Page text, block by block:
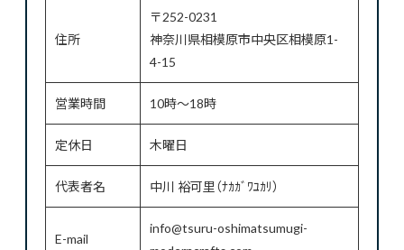
住所
〒252-0231
神奈川県相模原市中央区相模原1-
4-15
営業時間 10時～18時
定休日 木曜日
代表者名 中川 裕可里（ﾅｶｶﾞﾜﾕｶﾘ）
E-mail
info@tsuru-oshimatsumugi-